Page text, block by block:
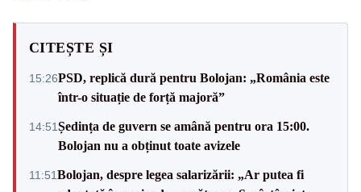
CITEȘTE ȘI
15:26PSD, replică dură pentru Bolojan: „România este
într-o situație de forță majoră”
14:51Ședința de guvern se amână pentru ora 15:00.
Bolojan nu a obținut toate avizele
11:51Bolojan, despre legea salarizării: „Ar putea fi